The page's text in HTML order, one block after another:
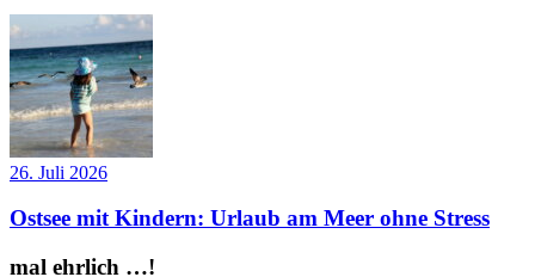
26. Juli 2026
Ostsee mit Kindern: Urlaub am Meer ohne Stress
mal ehrlich …!